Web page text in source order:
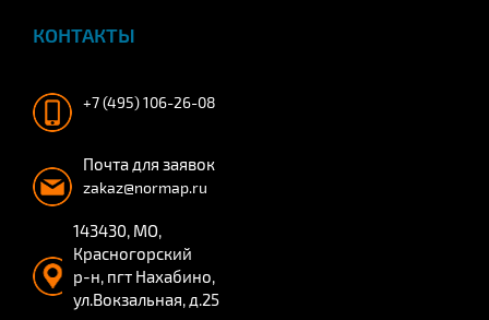
КОНТАКТЫ
+7 (495) 106-26-08
Почта для заявок
zakaz@normap.ru
143430, МО,
Красногорский
р-н, пгт Нахабино,
ул.Вокзальная, д.25